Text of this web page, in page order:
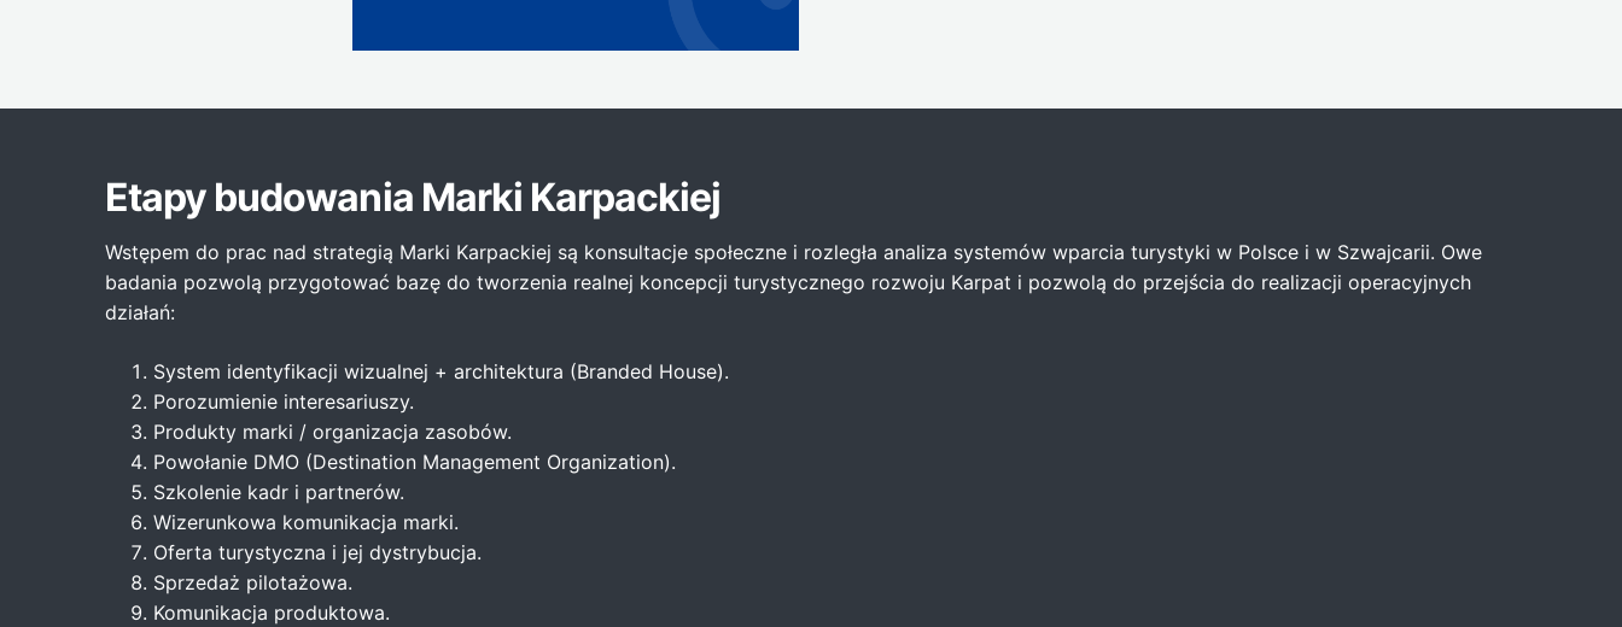
Etapy budowania Marki Karpackiej
Wstępem do prac nad strategią Marki Karpackiej są konsultacje społeczne i rozległa analiza systemów wparcia turystyki w Polsce i w Szwajcarii. Owe
badania pozwolą przygotować bazę do tworzenia realnej koncepcji turystycznego rozwoju Karpat i pozwolą do przejścia do realizacji operacyjnych
działań:
System identyfikacji wizualnej + architektura (Branded House).
Porozumienie interesariuszy.
Produkty marki / organizacja zasobów.
Powołanie DMO (Destination Management Organization).
Szkolenie kadr i partnerów.
Wizerunkowa komunikacja marki.
Oferta turystyczna i jej dystrybucja.
Sprzedaż pilotażowa.
Komunikacja produktowa.